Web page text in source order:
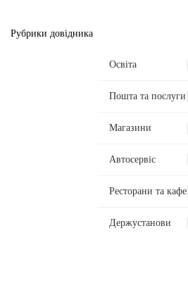
Рубрики довідника
Освіта
Пошта та послуги
Магазини
Автосервіс
Ресторани та кафе
Держустанови